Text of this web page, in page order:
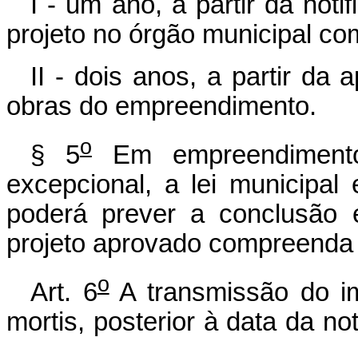
projeto no órgão municipal
II - dois anos, a partir da
obras do empreendimento.
§ 5oEm
excepcional, a lei
poderá prever a conclusão
projeto aprovado
Art. 6oA transmissão do
mortis, posterior à data da